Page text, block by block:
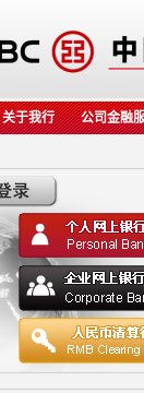
关于我行 公司金融